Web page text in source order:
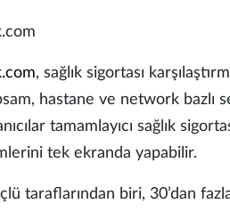
, sağlık sigortası
hastane ve network bazlı
tamamlayıcı sağlık
tek ekranda yapabilir.
taraflarından biri, 30’dan